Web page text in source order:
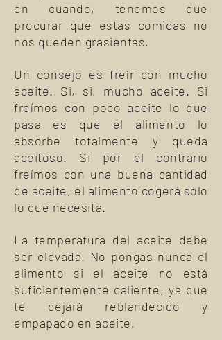
en cuando, tenemos que
procurar que estas comidas no
nos queden grasientas.
Un consejo es freír con mucho
aceite. Si, si, mucho aceite. Si
freímos con poco aceite lo que
pasa es que el alimento lo
absorbe totalmente y queda
aceitoso. Si por el contrario
freímos con una buena cantidad
de aceite, el alimento cogerá sólo
lo que necesita.
La temperatura del aceite debe
ser elevada. No pongas nunca el
alimento si el aceite no está
suficientemente caliente, ya que
te dejará reblandecido y
empapado en aceite.